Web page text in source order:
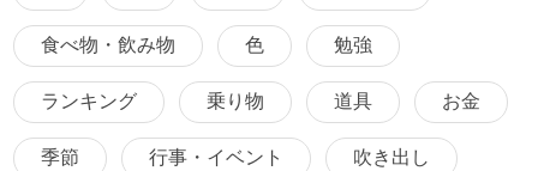
食べ物・飲み物 色 勉強
ランキング 乗り物 道具 お金
季節 行事・イベント 吹き出し